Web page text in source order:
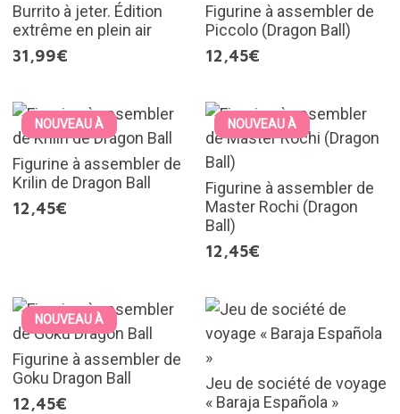
Burrito à jeter. Édition
extrême en plein air
31,99€
Figurine à assembler de
Piccolo (Dragon Ball)
12,45€
NOUVEAU À
Figurine à assembler de
Krilin de Dragon Ball
12,45€
NOUVEAU À
Figurine à assembler de
Master Rochi (Dragon
Ball)
12,45€
NOUVEAU À
Figurine à assembler de
Goku Dragon Ball
12,45€
Jeu de société de voyage
« Baraja Española »